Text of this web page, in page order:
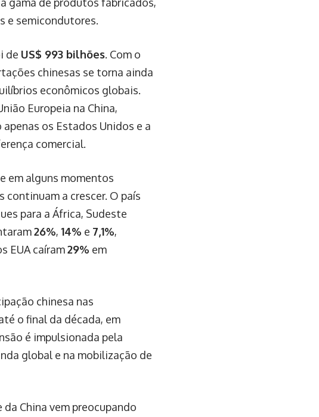
e semicondutores.
de US$ 993 bilhões. Com o
chinesas se torna ainda
econômicos globais.
Europeia na China,
os Estados Unidos e a
comercial.
em alguns momentos
continuam a crescer. O país
para a África, Sudeste
26%, 14% e 7,1%,
EUA caíram29% em
chinesa nas
o final da década, em
é impulsionada pela
global e na mobilização de
China vem preocupando